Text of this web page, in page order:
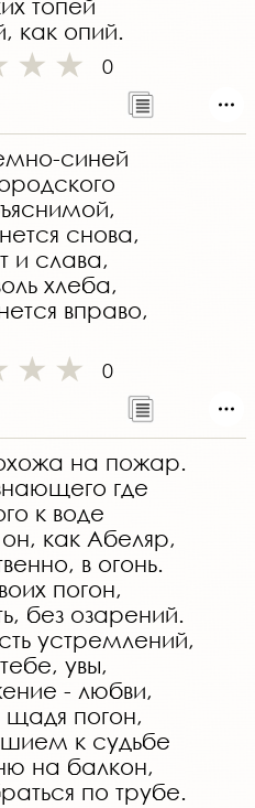
топей
как опий.
0
синей
снова,
и слава,
хлеба,
вправо,
0
на пожар.
где
к воде
как Абеляр,
в огонь.
погон,
без озарений.
устремлений,
увы,
- любви,
щадя погон,
к судьбе
на балкон,
по трубе.